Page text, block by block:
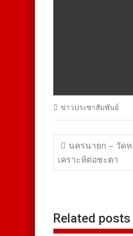
ข่าวประชาสัมพันธ์
แนะแนว
เรื่อง
นครนายก – วัด
เคราะห์ต่อชะตา
Related posts